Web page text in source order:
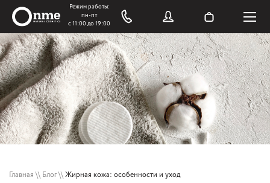
Главная \\ Блог\\Жирная кожа: особенности и уход